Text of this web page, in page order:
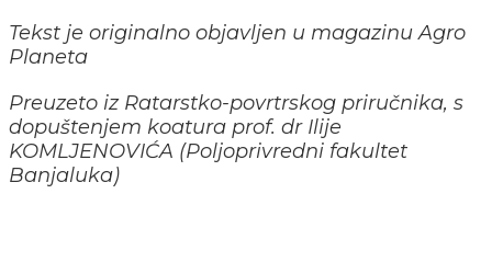
Tekst je originalno objavljen u magazinu Agro
Planeta
Preuzeto iz Ratarstko-povrtrskog priručnika, s
dopuštenjem koatura prof. dr Ilije
KOMLJENOVIĆA (Poljoprivredni fakultet
Banjaluka)